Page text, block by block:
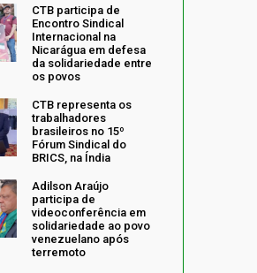
CTB participa de
Encontro Sindical
Internacional na
Nicarágua em defesa
da solidariedade entre
os povos
CTB representa os
trabalhadores
brasileiros no 15º
Fórum Sindical do
BRICS, na Índia
Adilson Araújo
participa de
videoconferência em
solidariedade ao povo
venezuelano após
terremoto